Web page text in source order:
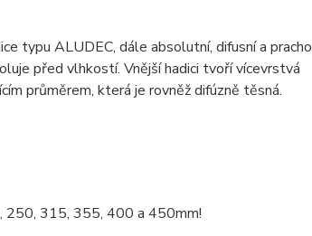
typu ALUDEC, dále absolutní, difusní a
před vlhkostí. Vnější hadici tvoří vícevrstvá
průměrem, která je rovněž difúzně těsná.
250, 315, 355, 400 a 450mm!